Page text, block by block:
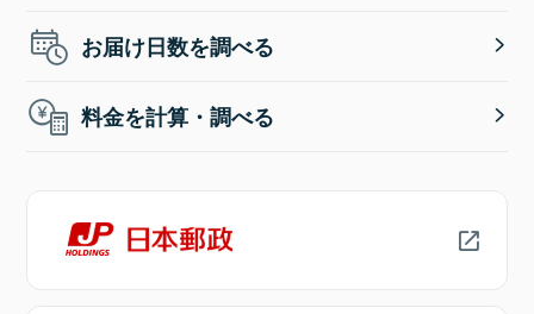
お届け日数を調べる
料金を計算・調べる